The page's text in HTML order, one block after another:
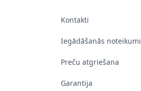
Kontakti
Iegādāšanās noteikumi
Preču atgriešana
Garantija